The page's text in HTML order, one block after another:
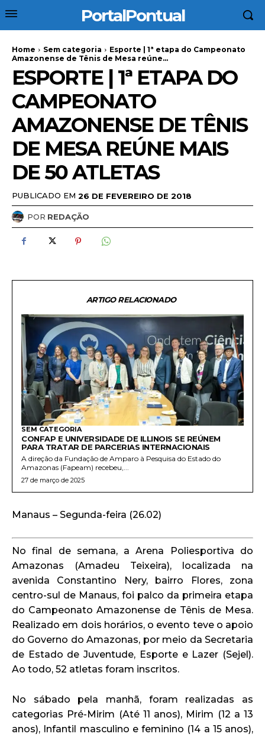
PortalPontual
Home Sem categoria
Esporte | 1ª etapa do Campeonato
Amazonense de Tênis de Mesa reúne...
ESPORTE | 1ª ETAPA DO
CAMPEONATO
AMAZONENSE DE TÊNIS
DE MESA REÚNE MAIS
DE 50 ATLETAS
PUBLICADO EM 26 DE FEVEREIRO DE 2018
POR REDAÇÃO
ARTIGO RELACIONADO
SEM CATEGORIA
CONFAP E UNIVERSIDADE DE ILLINOIS SE REÚNEM
PARA TRATAR DE PARCERIAS INTERNACIONAIS
A direção da Fundação de Amparo à Pesquisa do Estado do
Amazonas (Fapeam) recebeu,...
27 de março de 2025
Manaus – Segunda-feira (26.02)
No final de semana, a Arena Poliesportiva do
Amazonas (Amadeu Teixeira), localizada na
avenida Constantino Nery, bairro Flores, zona
centro-sul de Manaus, foi palco da primeira etapa
do Campeonato Amazonense de Tênis de Mesa.
Realizado em dois horários, o evento teve o apoio
do Governo do Amazonas, por meio da Secretaria
de Estado de Juventude, Esporte e Lazer (Sejel).
Ao todo, 52 atletas foram inscritos.
No sábado pela manhã, foram realizadas as
categorias Pré-Mirim (Até 11 anos), Mirim (12 a 13
anos), Infantil masculino e feminino (14 a 15 anos),